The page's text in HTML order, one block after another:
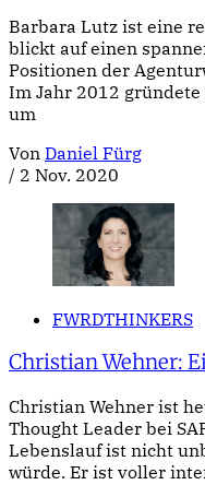
Barbara Lutz ist eine
blickt auf einen
Positionen der
Im Jahr 2012
um
Von Daniel Fürg
/ 2 Nov. 2020
FWRDTHINKERS
Christian Wehner:
Christian Wehner ist
Thought Leader bei
Lebenslauf ist nicht
würde. Er ist voller